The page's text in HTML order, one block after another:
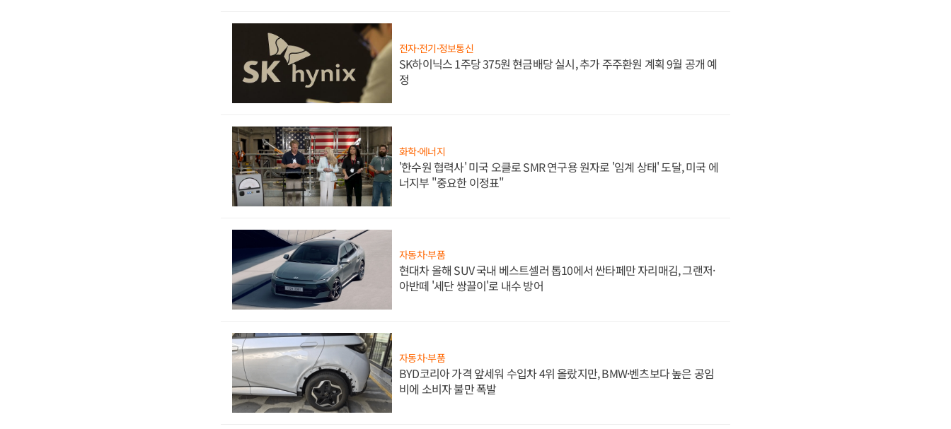
전자·전기·정보통신
SK하이닉스 1주당 375원 현금배당 실시, 추가 주주환원 계획 9월 공개 예
정
화학·에너지
'한수원 협력사' 미국 오클로 SMR 연구용 원자로 '임계 상태' 도달, 미국 에
너지부 "중요한 이정표"
자동차·부품
현대차 올해 SUV 국내 베스트셀러 톱10에서 싼타페만 자리매김, 그랜저·
아반떼 '세단 쌍끌이'로 내수 방어
자동차·부품
BYD코리아 가격 앞세워 수입차 4위 올랐지만, BMW·벤츠보다 높은 공임
비에 소비자 불만 폭발